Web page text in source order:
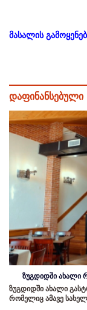
მასალის
დაფინანსებული
ზუგდიდში ახალი
ზუგდიდში ახალი
რომელიც ამავე